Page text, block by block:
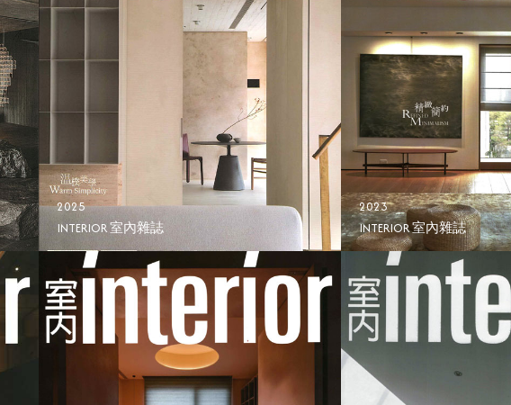
2025
INTERIOR 室內雜誌
2023
INTERIOR 室內雜誌